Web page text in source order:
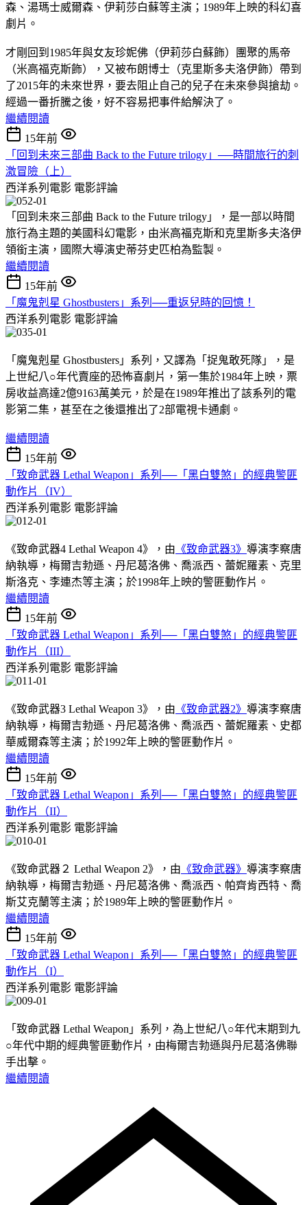
森、湯瑪士威爾森、伊莉莎白蘇等主演；1989年上映的科幻喜
劇片。
才剛回到1985年與女友珍妮佛（伊莉莎白蘇飾）團聚的馬帝
（米高福克斯飾），又被布朗博士（克里斯多夫洛伊飾）帶到
了2015年的未來世界，要去阻止自己的兒子在未來參與搶劫。
經過一番折騰之後，好不容易把事件給解決了。
繼續閱讀
15年前
「回到未來三部曲 Back to the Future trilogy」──時間旅行的刺
激冒險（上）
西洋系列電影 電影評論
「回到未來三部曲 Back to the Future trilogy」，是一部以時間
旅行為主題的美國科幻電影，由米高福克斯和克里斯多夫洛伊
領銜主演，國際大導演史蒂芬史匹柏為監製。
繼續閱讀
15年前
「魔鬼剋星 Ghostbusters」系列──重返兒時的回憶！
西洋系列電影 電影評論
「魔鬼剋星 Ghostbusters」系列，又譯為「捉鬼敢死隊」，是
上世紀八○年代賣座的恐怖喜劇片，第一集於1984年上映，票
房收益高達2億9163萬美元，於是在1989年推出了該系列的電
影第二集，甚至在之後還推出了2部電視卡通劇。
繼續閱讀
15年前
「致命武器 Lethal Weapon」系列──「黑白雙煞」的經典警匪
動作片（IV）
西洋系列電影 電影評論
《致命武器4 Lethal Weapon 4》，由 《致命武器3》 導演李察唐
納執導，梅爾吉勃遜、丹尼葛洛佛、喬派西、蕾妮羅素、克里
斯洛克、李連杰等主演；於1998年上映的警匪動作片。
繼續閱讀
15年前
「致命武器 Lethal Weapon」系列──「黑白雙煞」的經典警匪
動作片（III）
西洋系列電影 電影評論
《致命武器3 Lethal Weapon 3》，由 《致命武器2》 導演李察唐
納執導，梅爾吉勃遜、丹尼葛洛佛、喬派西、蕾妮羅素、史都
華威爾森等主演；於1992年上映的警匪動作片。
繼續閱讀
15年前
「致命武器 Lethal Weapon」系列──「黑白雙煞」的經典警匪
動作片（II）
西洋系列電影 電影評論
《致命武器２ Lethal Weapon 2》，由 《致命武器》 導演李察唐
納執導，梅爾吉勃遜、丹尼葛洛佛、喬派西、帕齊肯西特、喬
斯艾克蘭等主演；於1989年上映的警匪動作片。
繼續閱讀
15年前
「致命武器 Lethal Weapon」系列──「黑白雙煞」的經典警匪
動作片（I）
西洋系列電影 電影評論
「致命武器 Lethal Weapon」系列，為上世紀八○年代末期到九
○年代中期的經典警匪動作片，由梅爾吉勃遜與丹尼葛洛佛聯
手出擊。
繼續閱讀